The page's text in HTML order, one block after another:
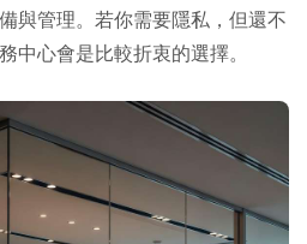
與管理。若你需要隱私，但還不
中心會是比較折衷的選擇。